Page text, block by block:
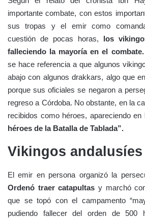
importante combate, con estos
sus tropas y el emir como
cuestión de pocas horas, los
falleciendo la mayoría en el combate.
se hace referencia a que algunos
abajo con algunos drakkars, algo que
porque sus oficiales se negaron a
regreso a Córdoba. No obstante, en la
recibidos como héroes, apareciendo
héroes de la Batalla de Tablada”.
Vikingos andalusíes
El emir en persona organizó la
Ordenó traer catapultas y marchó
que se topó con el campamento
pudiendo fallecer del orden de 500